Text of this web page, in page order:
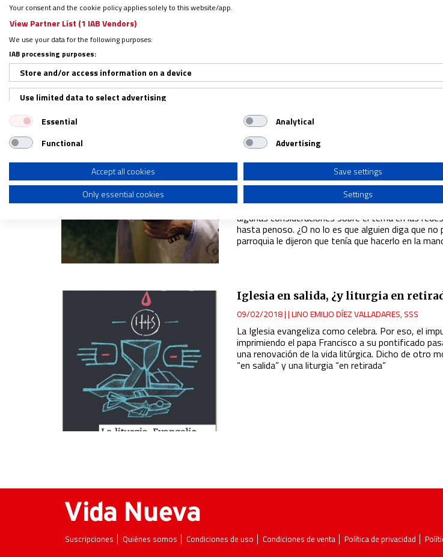
‘Traditionis custodes’: hacia la
El 16 de julio se hacía pública la carta apostólica
el uso de la liturgia romana anterior a la reforma
Emergencia coronavirus: ¿se le puede
comunión en la mano?
12/03/2020|LINO EMILIO DÍEZ VALLADARES, SSS
“Resulta cómico –si no fuera por la gravedad de
algunas consideraciones sobre el tema en las
hasta penoso. ¿O no lo es que alguien diga que
parroquia le dijeron que tenía que hacerlo en la
Iglesia en salida, ¿y liturgia en
09/02/2018 |LINO EMILIO DÍEZ VALLADARES, SSS
La Iglesia evangeliza como celebra. Por eso, el
imprimiendo el papa Francisco a su pontificado
una renovación de la vida litúrgica. Dicho de otro
“en salida” y una liturgia “en retirada”
Suscripciones Quiénes somos Condiciones de uso Condiciones de venta Política de privacidad
Your consent and the cookie policy applies solely to this website/app.
View Partner List (1 IAB Vendors)
We use your data for the following purposes:
IAB processing purposes:
Store and/or access information on a device
Use limited data to select advertising
Create profiles for personalised advertising
Use profiles to select personalised advertising
Create profiles to personalise content
Use profiles to select personalised content
Measure advertising performance
Measure content performance
Develop and improve services
Use limited data to select content
Use precise geolocation data
Identify devices based on information actively requested
Non-IAB processing purposes:
Essential
Analytical
Functional
Advertising
Accept all cookies
Save settings
Only essential cookies
Settings